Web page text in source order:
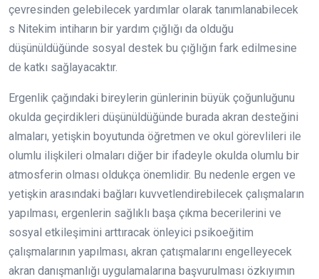
çevresinden gelebilecek yardımlar olarak tanımlanabilecek
s Nitekim intiharın bir yardım çığlığı da olduğu
düşünüldüğünde sosyal destek bu çığlığın fark edilmesine
de katkı sağlayacaktır.
Ergenlik çağındaki bireylerin günlerinin büyük çoğunluğunu
okulda geçirdikleri düşünüldüğünde burada akran desteğini
almaları, yetişkin boyutunda öğretmen ve okul görevlileri ile
olumlu ilişkileri olmaları diğer bir ifadeyle okulda olumlu bir
atmosferin olması oldukça önemlidir. Bu nedenle ergen ve
yetişkin arasındaki bağları kuvvetlendirebilecek çalışmaların
yapılması, ergenlerin sağlıklı başa çıkma becerilerini ve
sosyal etkileşimini arttıracak önleyici psikoeğitim
çalışmalarının yapılması, akran çatışmalarını engelleyecek
akran danışmanlığı uygulamalarına başvurulması özkıyımın